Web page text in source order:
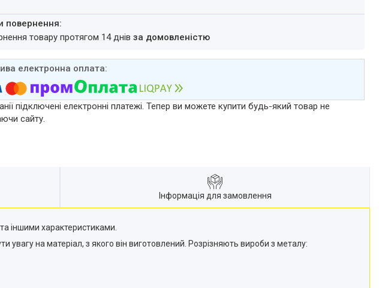
товару протягом 14 днів за домовленістю
підключені електронні платежі. Тепер ви можете купити будь-який товар не
сайту.
Інформація для замовлення
іншими характеристиками.
увагу на матеріал, з якого він виготовлений. Розрізняють вироби з металу: